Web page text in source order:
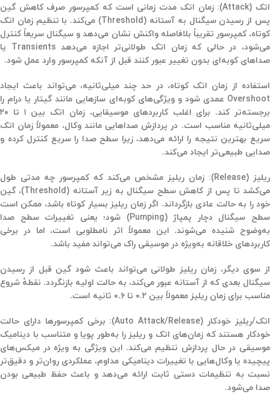
اتک (Attack) : زمان اتک مدت زمانی است که کمپرسور صرف کاهش گین
پس از رسیدن سیگنال بهآستانه (Threshold)
می‌کند. با تنظیم زمان اتک
کوتاه، کمپرسور تقریباً بلافاصله واکنش نشان می‌دهد و سیگنال سریعاً کنترل
می‌شود، در حالی که زمان اتک طولانی‌تر اجازه می‌دهد Transients یا
صداهای کوبه‌ای بدون تغییر عبور کنند قبل از آنکه کمپرسور وارد عمل شود.
استفاده از زمان اتک کوتاه، در حد چند میلی‌ثانیه، می‌تواند باعث ایجاد
Overshoot عمدی شود و ویژگی‌های کوبه‌ای سازهایی مانند گیتار یا درام را
برجسته‌تر کند. برای اغلب کاربردهای موسیقایی، زمان اتک بین ۱ تا ۲۰
میلی‌ثانیه مناسب است. در پردازش صداهایی مانند وکال، معمولاً زمان اتک
سریع بهترین نتیجه را ارائه می‌دهد، زیرا سطح صدا را سریع کنترل کرده و
صدایی طبیعی‌تر ایجاد می‌کند.
ریلیز (Release) : زمان ریلیز مشخص می‌کند که کمپرسور چه مدتی طول
می‌کشد تا پس از کاهش سطح سیگنال به زیرآستانه (Threshold)
، گین
خود را به حالت عادی بازگرداند. اگر زمان ریلیز بسیار کوتاه باشد، ممکن است
سطح سیگنال دچار پمپاژ (Pumping)
شود؛ یعنی تغییرات سطح صدا
به‌وضوح شنیده می‌شوند. این معمولاً اثر نامطلوبی است، اما در برخی
کاربردهای خلاقانه به‌ویژه در موسیقی راک می‌تواند مفید باشد.
از سوی دیگر، زمان ریلیز طولانی می‌تواند باعث شود گین قبل از رسیدن
سیگنال بعدی که از آستانه عبور می‌کند، به حالت اولیه بازنگردد. نقطهٔ شروع
مناسب برای زمان ریلیز معمولاً بین ۰.۲ تا ۰.۶ ثانیه است.
اتک/ریلیز خودکار (Auto Attack/Release)
: برخی کمپرسورها دارای حالت
خودکار هستند که زمان‌های اتک و ریلیز را به‌طور پویا و متناسب با دینامیک
موسیقی در حال پردازش تنظیم می‌کند. این ویژگی به ویژه در میکس‌های
پیچیده یا وکال‌هایی با تغییرات دینامیکی مداوم، عملکردی روان‌تر و دقیق‌تر
نسبت به تنظیمات دستی ثابت ارائه می‌دهد و باعث حفظ طبیعی بودن
صدا می‌شود.